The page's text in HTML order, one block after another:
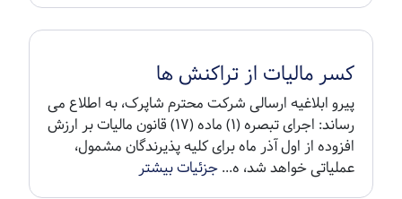
کسر مالیات از تراکنش ها
پیرو ابلاغیه ارسالی شرکت محترم شاپرک، به اطلاع می
رساند: اجرای تبصره (۱) ماده (۱۷) قانون مالیات بر ارزش
افزوده از اول آذر ماه برای کلیه پذیرندگان مشمول،
عملیاتی خواهد شد، ه...جزئیات بیشتر